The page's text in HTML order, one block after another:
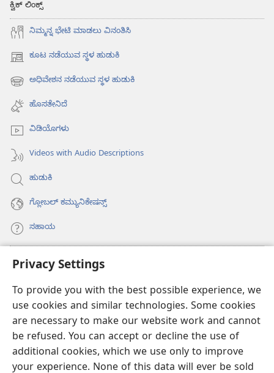
Privacy Settings
To provide you with the best possible experience, we
use cookies and similar technologies. Some cookies
are necessary to make our website work and cannot
be refused. You can accept or decline the use of
additional cookies, which we use only to improve
your experience. None of this data will ever be sold
ಕ್ವಿಕ್ ಲಿಂಕ್ಸ್
ನಿಮ್ಮನ್ನ ಭೇಟಿ ಮಾಡಲು ವಿನಂತಿಸಿ
ಕೂಟ ನಡೆಯುವ ಸ್ಥಳ ಹುಡುಕಿ
(opens
new
window)
ಅಧಿವೇಶನ ನಡೆಯುವ ಸ್ಥಳ ಹುಡುಕಿ
(opens
new
window)
ಹೊಸತೇನಿದೆ
ವಿಡಿಯೊಗಳು
Videos with Audio Descriptions
ಹುಡುಕಿ
ಗ್ಲೋಬಲ್‌ ಕಮ್ಯುನಿಕೇಷನ್ಸ್‌
ಸಹಾಯ
ಕಾಣಿಕೆಗಳು
(opens
window)ವಾಚ್‌ಟವರ್‌ ಆನ್‌ಲೈನ್‌ ಲೈಬ್ರರಿ
(opens
new
window)JW Hub®
(opens
new
JW ಲೈಬ್ರರಿಆ್ಯಪ್‌